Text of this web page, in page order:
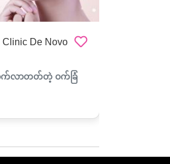
De Novo
က်လာတတ်တဲ့ ဝက်ခြံ